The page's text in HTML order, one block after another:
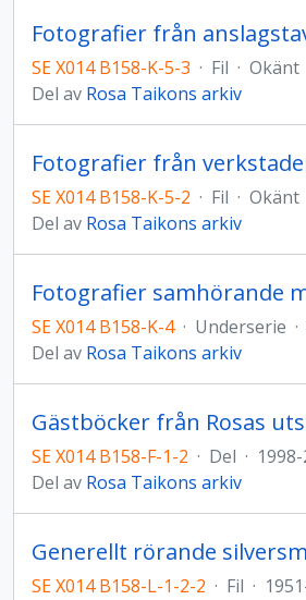
SE X014 B158-K-5-3 · Fil · Okänt
Del av Rosa Taikons arkiv
Fotografier från
SE X014 B158-K-5-2 · Fil · Okänt
Del av Rosa Taikons arkiv
SE X014 B158-K-4 · Underserie ·
Del av Rosa Taikons arkiv
Gästböcker från Rosas
SE X014 B158-F-1-2 · Del ·
Del av Rosa Taikons arkiv
SE X014 B158-L-1-2-2 · Fil ·